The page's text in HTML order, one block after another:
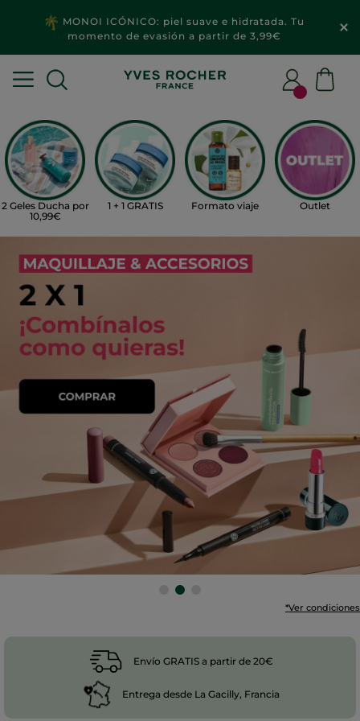
MONOI ICÓNICO: piel suave e hidratada. Tu
momento de evasión a partir de 3,99€
2 Geles Ducha por
10,99€
1 + 1 GRATIS Formato viaje Outlet
*Ver condiciones
Envío GRATIS a partir de 20€
Entrega desde La Gacilly, Francia